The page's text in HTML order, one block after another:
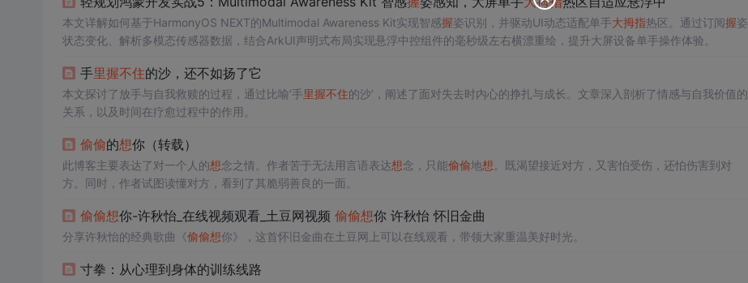
本文详解如何基于HarmonyOS NEXT的Multimodal Awareness Kit实现智感握姿识别，并驱动UI动态适配单手大拇指热区。通过订阅握姿
状态变化、解析多模态传感器数据，结合ArkUI声明式布局实现悬浮中控组件的毫秒级左右横漂重绘，提升大屏设备单手操作体验。
手里握不住的沙，还不如扬了它
本文探讨了放手与自我救赎的过程，通过比喻‘手里握不住的沙’，阐述了面对失去时内心的挣扎与成长。文章深入剖析了情感与自我价值的
关系，以及时间在疗愈过程中的作用。
偷偷的想你（转载）
此博客主要表达了对一个人的想念之情。作者苦于无法用言语表达想念，只能偷偷地想 。既渴望接近对方，又害怕受伤，还怕伤害到对
方。同时，作者试图读懂对方，看到了其脆弱善良的一面。
偷偷想你-许秋怡_在线视频观看_土豆网视频 偷偷想你 许秋怡 怀旧金曲
分享许秋怡的经典歌曲《偷偷想你》，这首怀旧金曲在土豆网上可以在线观看，带领大家重温美好时光。
寸拳：从心理到身体的训练线路